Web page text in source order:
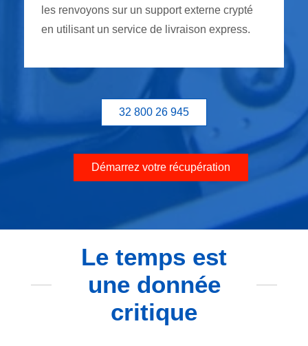
les renvoyons sur un support externe crypté
en utilisant un service de livraison express.
32 800 26 945
Démarrez votre récupération
Le temps est
une donnée
critique